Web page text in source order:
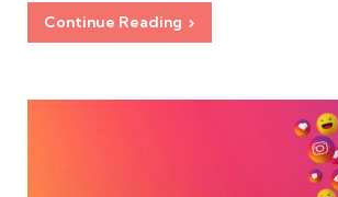
Continue Reading